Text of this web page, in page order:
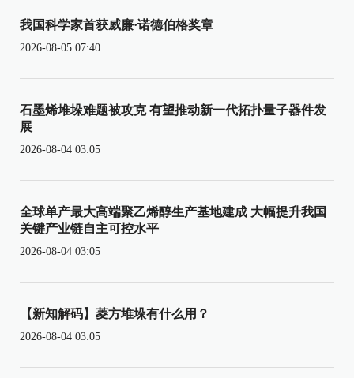
我国科学家首获威廉·诺德伯格奖章
2026-08-05 07:40
石墨烯堆垛难题被攻克 有望推动新一代拓扑量子器件发
展
2026-08-04 03:05
全球单产最大高端聚乙烯醇生产基地建成 大幅提升我国
关键产业链自主可控水平
2026-08-04 03:05
【新知解码】菱方堆垛有什么用？
2026-08-04 03:05